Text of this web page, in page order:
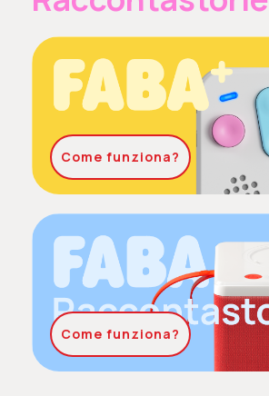
Come funziona?
Come funziona?